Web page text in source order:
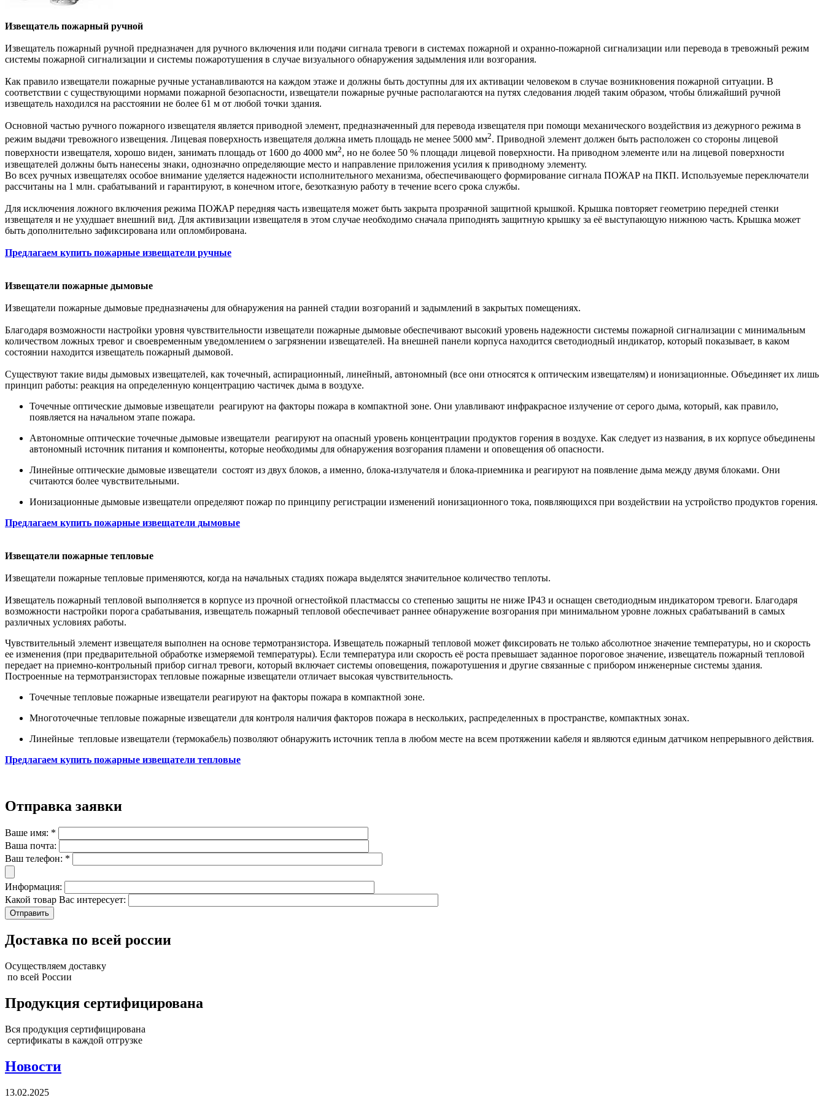
Извещатель пожарный ручной
Извещатель пожарный ручной предназначен для ручного включения или подачи сигнала тревоги в системах пожарной и охранно-пожарной сигнализации или перевода в тревожный режим
системы пожарной сигнализации и системы пожаротушения в случае визуального обнаружения задымления или возгорания.
Как правило извещатели пожарные ручные устанавливаются на каждом этаже и должны быть доступны для их активации человеком в случае возникновения пожарной ситуации. В
соответствии с существующими нормами пожарной безопасности, извещатели пожарные ручные располагаются на путях следования людей таким образом, чтобы ближайший ручной
извещатель находился на расстоянии не более 61 м от любой точки здания.
Основной частью ручного пожарного извещателя является приводной элемент, предназначенный для перевода извещателя при помощи механического воздействия из дежурного режима в
режим выдачи тревожного извещения. Лицевая поверхность извещателя должна иметь площадь не менее 5000 мм2. Приводной элемент должен быть расположен со стороны лицевой
поверхности извещателя, хорошо виден, занимать площадь от 1600 до 4000 мм2, но не более 50 % площади лицевой поверхности. На приводном элементе или на лицевой поверхности
извещателей должны быть нанесены знаки, однозначно определяющие место и направление приложения усилия к приводному элементу.
Во всех ручных извещателях особое внимание уделяется надежности исполнительного механизма, обеспечивающего формирование сигнала ПОЖАР на ПКП. Используемые переключатели
рассчитаны на 1 млн. срабатываний и гарантируют, в конечном итоге, безотказную работу в течение всего срока службы.
Для исключения ложного включения режима ПОЖАР передняя часть извещателя может быть закрыта прозрачной защитной крышкой. Крышка повторяет геометрию передней стенки
извещателя и не ухудшает внешний вид. Для активизации извещателя в этом случае необходимо сначала приподнять защитную крышку за её выступающую нижнюю часть. Крышка может
быть дополнительно зафиксирована или опломбирована.
Предлагаем купить пожарные извещатели ручные
Извещатели пожарные дымовые
Извещатели пожарные дымовые предназначены для обнаружения на ранней стадии возгораний и задымлений в закрытых помещениях.
Благодаря возможности настройки уровня чувствительности извещатели пожарные дымовые обеспечивают высокий уровень надежности системы пожарной сигнализации с минимальным
количеством ложных тревог и своевременным уведомлением о загрязнении извещателей. На внешней панели корпуса находится светодиодный индикатор, который показывает, в каком
состоянии находится извещатель пожарный дымовой.
Существуют такие виды дымовых извещателей, как точечный, аспирационный, линейный, автономный (все они относятся к оптическим извещателям) и ионизационные. Объединяет их лишь
принцип работы: реакция на определенную концентрацию частичек дыма в воздухе.
Точечные оптические дымовые извещатели реагируют на факторы пожара в компактной зоне. Они улавливают инфракрасное излучение от серого дыма, который, как правило,
появляется на начальном этапе пожара.
Автономные оптические точечные дымовые извещатели реагируют на опасный уровень концентрации продуктов горения в воздухе. Как следует из названия, в их корпусе объединены
автономный источник питания и компоненты, которые необходимы для обнаружения возгорания пламени и оповещения об опасности.
Линейные оптические дымовые извещатели состоят из двух блоков, а именно, блока-излучателя и блока-приемника и реагируют на появление дыма между двумя блоками. Они
считаются более чувствительными.
Ионизационные дымовые извещатели определяют пожар по принципу регистрации изменений ионизационного тока, появляющихся при воздействии на устройство продуктов горения.
Предлагаем купить пожарные извещатели дымовые
Извещатели пожарные тепловые
Извещатели пожарные тепловые применяются, когда на начальных стадиях пожара выделятся значительное количество теплоты.
Извещатель пожарный тепловой выполняется в корпусе из прочной огнестойкой пластмассы со степенью защиты не ниже IP43 и оснащен светодиодным индикатором тревоги. Благодаря
возможности настройки порога срабатывания, извещатель пожарный тепловой обеспечивает раннее обнаружение возгорания при минимальном уровне ложных срабатываний в самых
различных условиях работы.
Чувствительный элемент извещателя выполнен на основе термотранзистора. Извещатель пожарный тепловой может фиксировать не только абсолютное значение температуры, но и скорость
ее изменения (при предварительной обработке измеряемой температуры). Если температура или скорость её роста превышает заданное пороговое значение, извещатель пожарный тепловой
передает на приемно-контрольный прибор сигнал тревоги, который включает системы оповещения, пожаротушения и другие связанные с прибором инженерные системы здания.
Построенные на термотранзисторах тепловые пожарные извещатели отличает высокая чувствительность.
Точечные тепловые пожарные извещатели реагируют на факторы пожара в компактной зоне.
Многоточечные тепловые пожарные извещатели для контроля наличия факторов пожара в нескольких, распределенных в пространстве, компактных зонах.
Линейные тепловые извещатели (термокабель) позволяют обнаружить источник тепла в любом месте на всем протяжении кабеля и являются единым датчиком непрерывного действия.
Предлагаем купить пожарные извещатели тепловые
Отправка заявки
Ваше имя: *
Ваша почта:
Ваш телефон: *
Информация:
Какой товар Вас интересует:
Доставка по всей россии
Осуществляем доставку
по всей России
Продукция сертифицирована
Вся продукция сертифицирована
сертификаты в каждой отгрузке
Новости
13.02.2025